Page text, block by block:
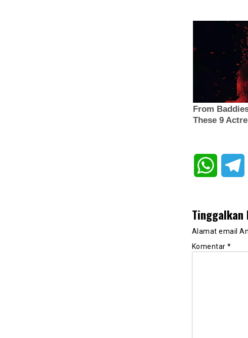
Tinggalkan
Alamat email
Komentar *